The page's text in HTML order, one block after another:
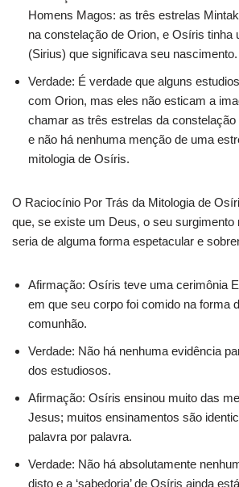
Homens Magos: as três estrelas
na constelação de Orion, e Osíris tinha
(Sirius) que significava seu nascimento.
Verdade: É verdade que alguns
com Orion, mas eles não esticam a
chamar as três estrelas da constelação
e não há nenhuma menção de uma
mitologia de Osíris.
O Raciocínio Por Trás da Mitologia de
que, se existe um Deus, o seu surgimento
seria de alguma forma espetacular e
Afirmação: Osíris teve uma cerimônia
em que seu corpo foi comido na forma
comunhão.
Verdade: Não há nenhuma evidência
dos estudiosos.
Afirmação: Osíris ensinou muito das
Jesus; muitos ensinamentos são
palavra por palavra.
Verdade: Não há absolutamente
disto e a ‘sabedoria’ de Osíris ainda